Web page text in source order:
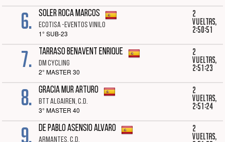
6. SOLER ROCA MARCOS
ECOTISA -EVENTOS VINILO
1° SUB-23
2
vueltas,
2:50:51
7. TARRASO BENAVENT ENRIQUE
DM CYCLING
2° MASTER 30
2
vueltas,
2:51:23
8. GRACIA MUR ARTURO
BTT ALGAIREN, C.D.
3° MASTER 40
2
vueltas,
2:51:24
9. DE PABLO ASENSIO ALVARO
ARMANTES, C.D.
2
vueltas,